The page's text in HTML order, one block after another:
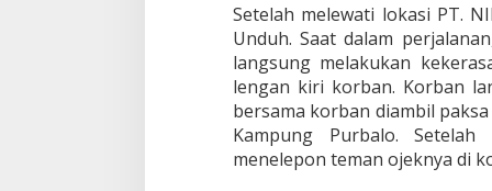
Setelah melewati lokasi PT.
Unduh. Saat dalam
langsung melakukan
lengan kiri korban. Korban
bersama korban diambil
Kampung Purbalo.
menelepon teman ojeknya di